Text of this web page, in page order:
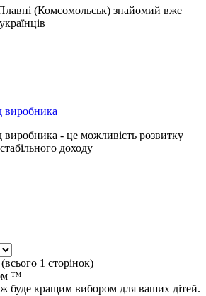
(Комсомольськ) знайомий вже
виробника
виробника - це можливість розвитку
доходу
1 сторінок)
™
буде кращим вибором для ваших дітей.